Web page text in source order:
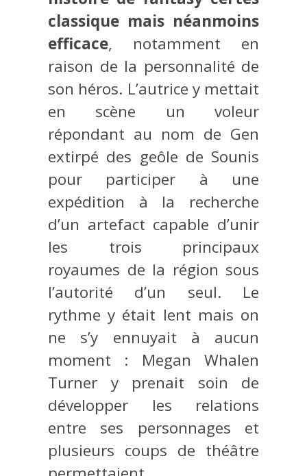
classique mais néanmoins
efficace, notamment en
raison de la personnalité de
son héros. L’autrice y mettait
en scène un voleur
répondant au nom de Gen
extirpé des geôle de Sounis
pour participer à une
expédition à la recherche
d’un artefact capable d’unir
les trois principaux
royaumes de la région sous
l’autorité d’un seul. Le
rythme y était lent mais on
ne s’y ennuyait à aucun
moment : Megan Whalen
Turner y prenait soin de
développer les relations
entre ses personnages et
plusieurs coups de théâtre